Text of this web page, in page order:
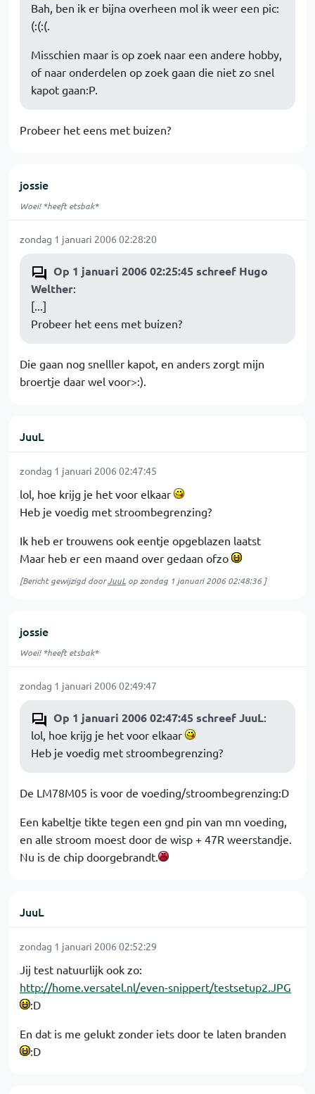
Bah, ben ik er bijna overheen mol ik weer een pic:
(:(:(.
Misschien maar is op zoek naar een andere hobby,
of naar onderdelen op zoek gaan die niet zo snel
kapot gaan:P.
Probeer het eens met buizen?
jossie
Woei! *heeft etsbak*
zondag 1 januari 2006 02:28:20
Op 1 januari 2006 02:25:45 schreef Hugo
Welther:
[...]
Probeer het eens met buizen?
Die gaan nog snelller kapot, en anders zorgt mijn
broertje daar wel voor>:).
JuuL
zondag 1 januari 2006 02:47:45
lol, hoe krijg je het voor elkaar
Heb je voedig met stroombegrenzing?
Ik heb er trouwens ook eentje opgeblazen laatst
Maar heb er een maand over gedaan ofzo
[Bericht gewijzigd doorJuuL op zondag 1 januari 2006 02:48:36]
jossie
Woei! *heeft etsbak*
zondag 1 januari 2006 02:49:47
Op 1 januari 2006 02:47:45 schreef JuuL:
lol, hoe krijg je het voor elkaar
Heb je voedig met stroombegrenzing?
De LM78M05 is voor de voeding/stroombegrenzing:D
Een kabeltje tikte tegen een gnd pin van mn voeding,
en alle stroom moest door de wisp + 47R weerstandje.
Nu is de chip doorgebrandt.
JuuL
zondag 1 januari 2006 02:52:29
Jij test natuurlijk ook zo:
http://home.versatel.nl/even-snippert/testsetup2.JPG
:D
En dat is me gelukt zonder iets door te laten branden
:D